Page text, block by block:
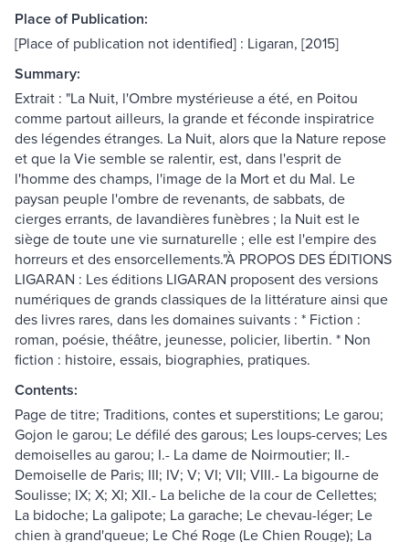
Place of Publication:
[Place of publication not identified] : Ligaran, [2015]
Summary:
Extrait : "La Nuit, l'Ombre mystérieuse a été, en Poitou
comme partout ailleurs, la grande et féconde inspiratrice
des légendes étranges. La Nuit, alors que la Nature repose
et que la Vie semble se ralentir, est, dans l'esprit de
l'homme des champs, l'image de la Mort et du Mal. Le
paysan peuple l'ombre de revenants, de sabbats, de
cierges errants, de lavandières funèbres ; la Nuit est le
siège de toute une vie surnaturelle ; elle est l'empire des
horreurs et des ensorcellements."À PROPOS DES ÉDITIONS
LIGARAN : Les éditions LIGARAN proposent des versions
numériques de grands classiques de la littérature ainsi que
des livres rares, dans les domaines suivants : * Fiction :
roman, poésie, théâtre, jeunesse, policier, libertin. * Non
fiction : histoire, essais, biographies, pratiques.
Contents:
Page de titre; Traditions, contes et superstitions; Le garou;
Gojon le garou; Le défilé des garous; Les loups-cerves; Les
demoiselles au garou; I.- La dame de Noirmoutier; II.-
Demoiselle de Paris; III; IV; V; VI; VII; VIII.- La bigourne de
Soulisse; IX; X; XI; XII.- La beliche de la cour de Cellettes;
La bidoche; La galipote; La garache; Le chevau-léger; Le
chien à grand'queue; Le Ché Roge (Le Chien Rouge); La